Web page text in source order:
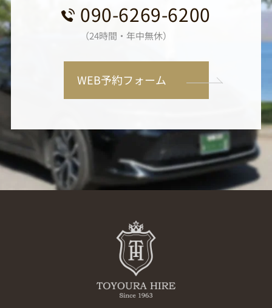
090-6269-6200
（24時間・年中無休）
WEB予約フォーム